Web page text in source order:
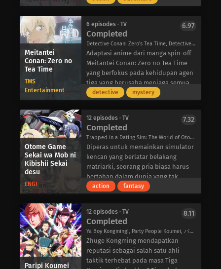
tepat-semua dengan harapan bisa
Albus menugaskannya untuk
mengikuti pelatihan khusus di
selatan, Sable dengan penuh
semangat menerimanya. Bersama
Penyihir Fajar, Roux Cristasse; Holt,
seorang gadis manusia bertanduk;
dan Kudd, kadal Beastfallen, Sable
harus membangun sebuah desa
kental dengan sentimen anti-
penyihir.
Selama perjalanan mereka, kuartet
ini menghindari mantan anggota Dia
Ignis Arbiter-sebuah kelompok
pemburu penyihir yang terkenal
karena membunuh para penyihir dan
warga sipil. Lima tahun yang lalu,
perang antara Gereja dan para
penyihir, tetapi anggotanya masih
bertahan dan siap untuk menangkap
penyihir mana pun yang mereka
temui.
Untungnya, dengan Tongkat Ludens
Meitantei
Conan: Zero no
Tea Time
TMS
Entertainment
6 episodes · TV
Completed
Detective Conan: Zero's Tea Time, Detective Conan: Zero no Tea Time, Meitantei Conan: Zero no Nichijou, Zero's Daily Life, 名探偵コナン ゼロの日常（ティータイム）
6.97
Adaptasi anime dari manga spin-off
Meitantei Conan: Zero no Tea Time
yang berfokus pada kehidupan agen
tiga yang berusaha menjaga semua
perannya yang berbeda.
detective mystery
Otome Game
Sekai wa Mob ni
Kibishii Sekai
desu
ENGI
12 episodes · TV
Completed
Trapped in a Dating Sim: The World of Otome Games is Tough for Mobs, Otomege Sekai wa Mob ni Kibishii Sekai desu, Mobseka, Mobuseka, 乙女ゲー世界はモブに厳しい世界です
7.32
Diperas untuk memainkan simulator
kencan yang berlatar belakang
matriarki, seorang pria biasa harus
bertahan dalam dunia yang tak
tertahankan dan berbelit-belit
bermain, dia akhirnya berhasil
mengalahkannya, tetapi
permainannya yang hardcore harus
dibayar mahal: kurang tidur dan
kelaparan.
Saat menuju ke toko swalayan untuk
action fantasy
Paripi Koumei
12 episodes · TV
Completed
Ya Boy Kongming!, Party People Koumei, パリピ孔明
8.11
Zhuge Kongming mendapatkan
reputasi sebagai salah satu ahli
taktik terhebat pada masa Tiga